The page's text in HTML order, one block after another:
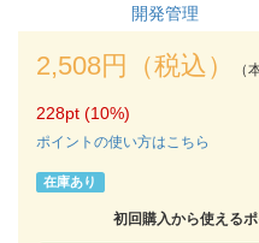
開発管理
2,508円（税込） （
228pt (10%)
ポイントの使い方はこちら
在庫あり
初回購入から使える